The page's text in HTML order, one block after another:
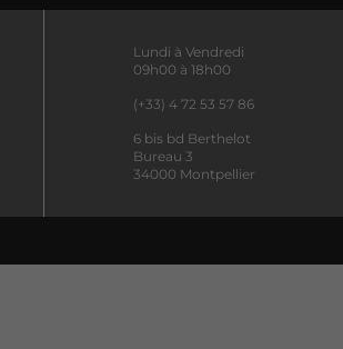
Lundi à Vendredi
09h00 à 18h00
(+33) 4 72 53 57 86
6 bis bd Berthelot
Bureau 3
34000 Montpellier